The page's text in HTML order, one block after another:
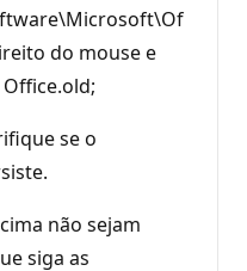
do mouse e
se o
não sejam
siga as